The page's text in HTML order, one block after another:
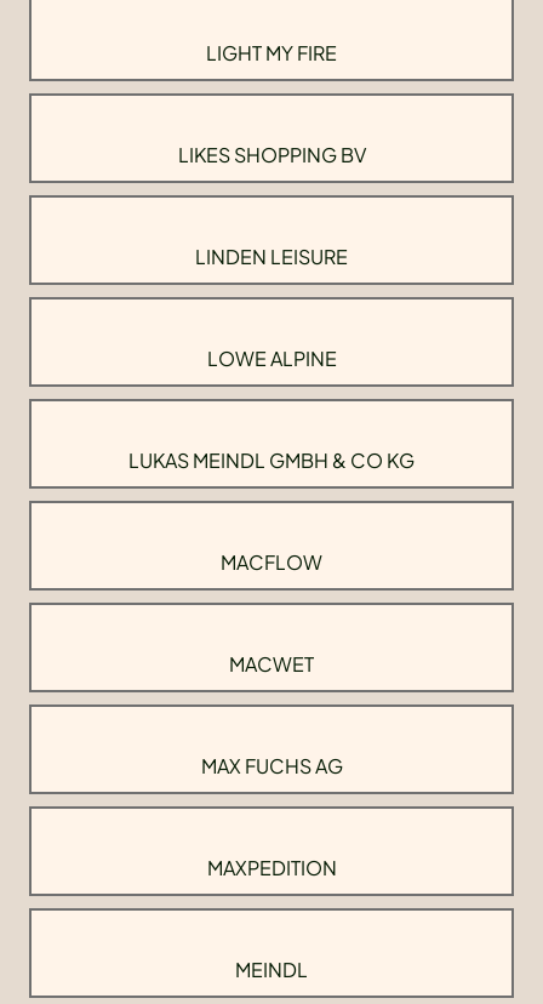
LIGHT MY FIRE
LIKES SHOPPING BV
LINDEN LEISURE
LOWE ALPINE
LUKAS MEINDL GMBH & CO KG
MACFLOW
MACWET
MAX FUCHS AG
MAXPEDITION
MEINDL